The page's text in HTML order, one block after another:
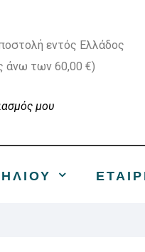
εντός Ελλάδος
άνω των 60,00 €)
μου